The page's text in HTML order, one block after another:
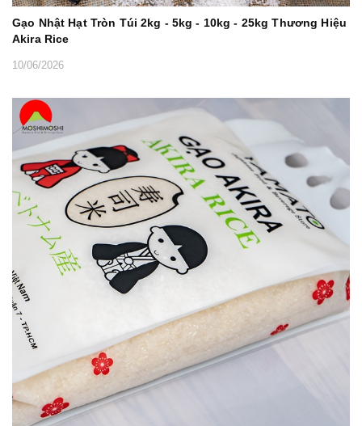
Gạo Nhật Hạt Tròn Túi 2kg - 5kg - 10kg - 25kg Thương Hiệu
Akira Rice
10/06/2026